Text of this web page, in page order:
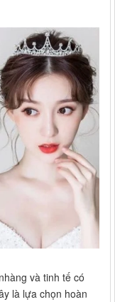
và tinh tế có
là lựa chọn hoàn